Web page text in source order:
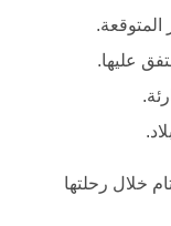
عليها.
خلال رحلتها